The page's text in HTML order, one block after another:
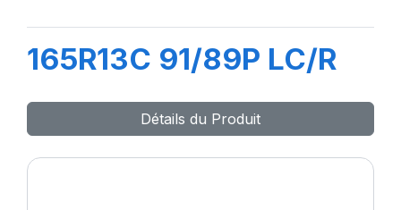
165R13C 91/89P LC/R
Détails du Produit